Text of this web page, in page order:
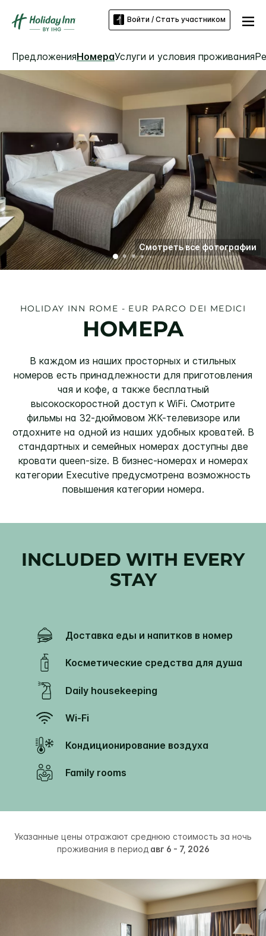
Войти / Стать участником
ПредложенияНомераУслуги и условия проживания
Смотреть все фотографии
HOLIDAY INN ROME - EUR PARCO DEI MEDICI
НОМЕРА
В каждом из наших просторных и стильных
номеров есть принадлежности для приготовления
чая и кофе, а также бесплатный
высокоскоростной доступ к WiFi. Смотрите
фильмы на 32-дюймовом ЖК-телевизоре или
отдохните на одной из наших удобных кроватей. В
стандартных и семейных номерах доступны две
кровати queen-size. В бизнес-номерах и номерах
категории Executive предусмотрена возможность
повышения категории номера.
INCLUDED WITH EVERY
STAY
Доставка еды и напитков в номер
Косметические средства для душа
Daily housekeeping
Wi-Fi
Кондиционирование воздуха
Family rooms
Указанные цены отражают среднюю стоимость за ночь
проживания в период авг 6 - 7, 2026